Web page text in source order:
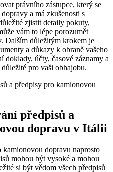
právního zástupce, který se
a má zkušenosti s
zjistit detaily pokuty,
vám to lépe porozumět
Dalším důležitým krokem je
a důkazy k obraně vašeho
doklady, účty, časové záznamy a
pro vaši obhajobu.
předpisů a
dopravu v Itálii
dopravu naprosto
mohou být vysoké a mohou
si být vědom všech předpisů